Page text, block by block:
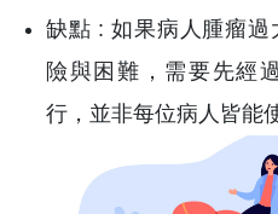
缺點 : 如果病人腫瘤
險與困難，需要先經
行，並非每位病人皆能